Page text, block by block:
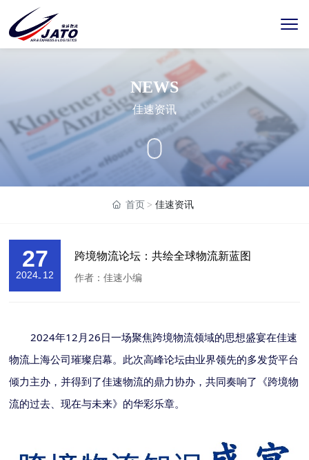
NEWS
佳速资讯
首页 佳速资讯
27
2024- 12
跨境物流论坛：共绘全球物流新蓝图
作者：佳速小编
2024年12月26 日一场聚焦跨境物流领域的思想盛宴在佳速
物流上海公司璀璨启幕。此次高峰论坛由业界领先的多发货平台
倾力主办，并得到了佳速物流的鼎力协办，共同奏响了《跨境物
流的过去、现在与未来》的华彩乐章。